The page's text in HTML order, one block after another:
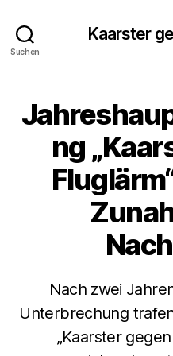
Suchen
Kaarster
Kategorien
ng
Nach zwei
Unterbrechung
„Kaarster